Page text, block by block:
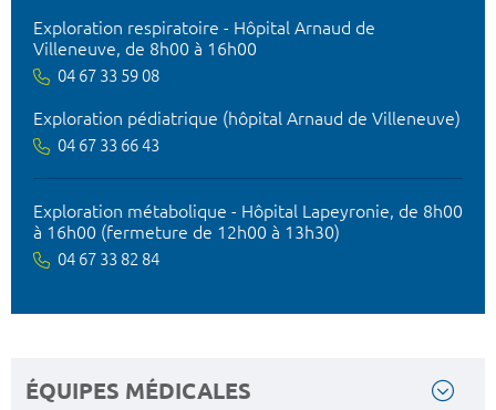
Exploration respiratoire - Hôpital Arnaud de
Villeneuve, de 8h00 à 16h00
04 67 33 59 08
Exploration pédiatrique (hôpital Arnaud de Villeneuve)
04 67 33 66 43
Exploration métabolique - Hôpital Lapeyronie, de 8h00
à 16h00 (fermeture de 12h00 à 13h30)
04 67 33 82 84
ÉQUIPES MÉDICALES